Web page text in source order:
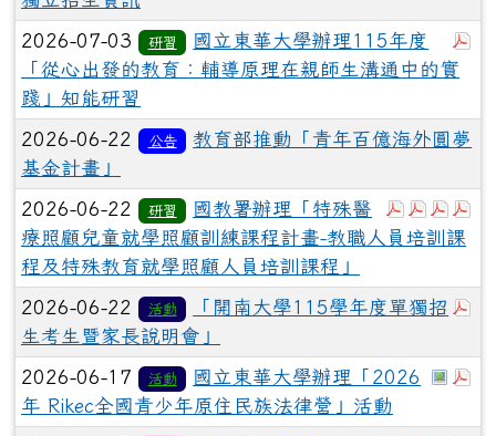
2026-07-03 研習
國立東華大學辦理115年度
「從心出發的教育：輔導原理在親師生溝通中的實
踐」知能研習
2026-06-22 公告
教育部推動「青年百億海外圓夢
基金計畫」
於彈跳視
於彈
於
2026-06-22 研習
國教署辦理「特殊醫
療照顧兒童就學照顧訓練課程計畫-教職人員培訓課
程及特殊教育就學照顧人員培訓課程」
2026-06-22 活動
「開南大學115學年度單獨招
生考生暨家長說明會」
於
2026-06-17 活動
國立東華大學辦理「2026
年 Rikec全國青少年原住民族法律營」活動